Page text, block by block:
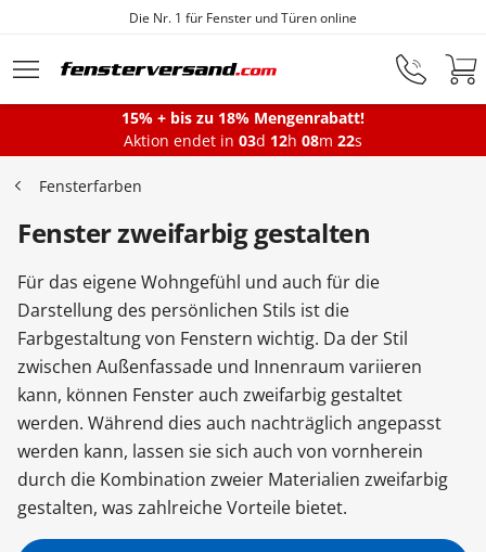
Zum Hauptinhalt springen
Fensterfabrik seit 1872
Montageservice
Balkontüren
Terrassentüren
Haustüren
Sonnenschutz
15% + bis zu 18% Mengenrabatt!
Aktion endet in 03d 12h 08m 21s
Fensterfarben
Fenster zweifarbig gestalten
Für das eigene Wohngefühl und auch für die
Darstellung des persönlichen Stils ist die
Farbgestaltung von Fenstern wichtig. Da der Stil
zwischen Außenfassade und Innenraum variieren
kann, können Fenster auch zweifarbig gestaltet
werden. Während dies auch nachträglich angepasst
werden kann, lassen sie sich auch von vornherein
durch die Kombination zweier Materialien zweifarbig
gestalten, was zahlreiche Vorteile bietet.